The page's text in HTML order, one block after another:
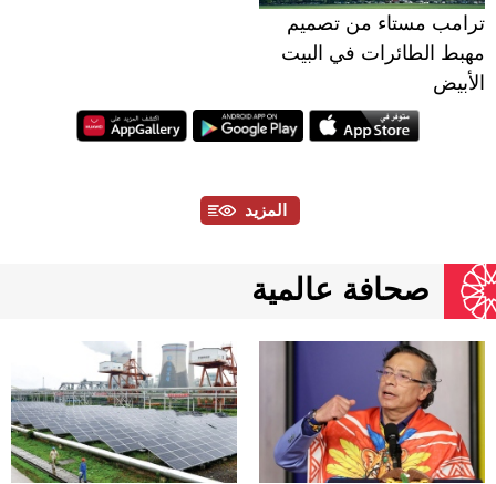
ترامب مستاء من تصميم
مهبط الطائرات في البيت
الأبيض
المزيد
صحافة عالمية